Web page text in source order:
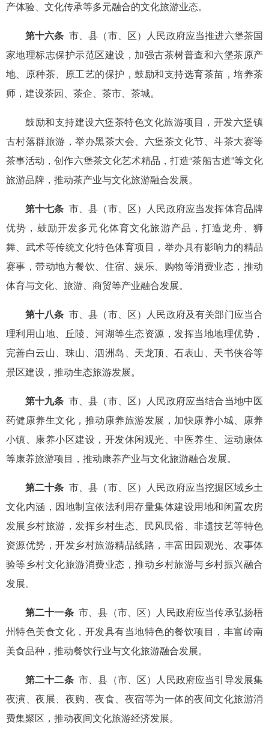
产体验、文化传承等多元融合的文化旅游业态。
第十六条 市、县（市、区）人民政府应当推进六堡茶国
家地理标志保护示范区建设，加强古茶树普查和六堡茶原产
地、原种茶、原工艺的保护，鼓励和支持选育茶苗，培养茶
师，建设茶园、茶企、茶市、茶城。
鼓励和支持建设六堡茶特色文化旅游项目，开发六堡镇
古村落群旅游，举办黑茶大会、六堡茶文化节、斗茶大赛等
茶事活动，创作六堡茶文化艺术精品，打造“茶船古道”等文化
旅游品牌，推动茶产业与文化旅游融合发展。
第十七条 市、县（市、区）人民政府应当发挥体育品牌
优势，鼓励开发多元化体育文化旅游产品，打造龙舟、狮
舞、武术等传统文化特色体育项目，举办具有影响力的精品
赛事，带动地方餐饮、住宿、娱乐、购物等消费业态，推动
体育与文化、旅游、商贸等产业融合发展。
第十八条 市、县（市、区）人民政府及有关部门应当合
理利用山地、丘陵、河湖等生态资源，发挥当地地理优势，
完善白云山、珠山、泗洲岛、天龙顶、石表山、天书侠谷等
景区建设，推动生态旅游发展。
第十九条 市、县（市、区）人民政府应当结合当地中医
药健康养生文化，推动康养旅游发展，加快康养小城、康养
小镇、康养小区建设，开发休闲观光、中医养生、运动康体
等康养旅游项目，推动康养产业与文化旅游融合发展。
第二十条 市、县（市、区）人民政府应当挖掘区域乡土
文化内涵，因地制宜依法利用存量集体建设用地和闲置农房
发展乡村旅游，发挥乡村生态、民风民俗、非遗技艺等特色
资源优势，开发乡村旅游精品线路，丰富田园观光、农事体
验等乡村文化旅游消费业态，推动乡村旅游与乡村振兴融合
发展。
第二十一条市、县（市、区）人民政府应当传承弘扬梧
州特色美食文化，开发具有当地特色的餐饮项目，丰富岭南
美食品种，推动餐饮行业与文化旅游融合发展。
第二十二条市、县（市、区）人民政府应当引导发展集
夜演、夜展、夜购、夜食、夜宿等为一体的夜间文化旅游消
费集聚区，推动夜间文化旅游经济发展。